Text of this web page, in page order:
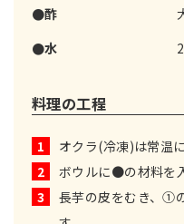
●酢
●水
料理の工程
1
オクラ(冷凍)は常温
2
ボウルに●の材料を
3
長芋の皮をむき、①